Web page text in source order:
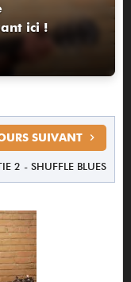
ici !
SUIVANT
2 - SHUFFLE BLUES